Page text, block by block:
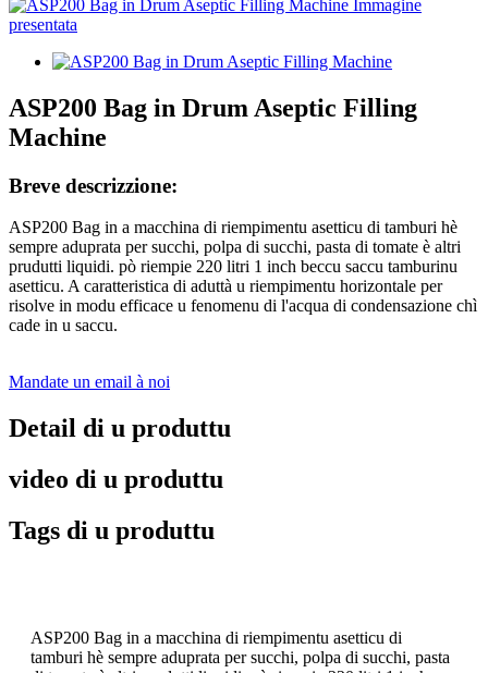
ASP200 Bag in Drum Aseptic Filling
Machine
Breve descrizzione:
ASP200 Bag in a macchina di riempimentu asetticu di tamburi hè
sempre aduprata per succhi, polpa di succhi, pasta di tomate è altri
prudutti liquidi. pò riempie 220 litri 1 inch beccu saccu tamburinu
asetticu. A caratteristica di aduttà u riempimentu horizontale per
risolve in modu efficace u fenomenu di l'acqua di condensazione chì
cade in u saccu.
Mandate un email à noi
Detail di u produttu
video di u produttu
Tags di u produttu
ASP200 Bag in a macchina di riempimentu asetticu di
tamburi hè sempre aduprata per succhi, polpa di succhi, pasta